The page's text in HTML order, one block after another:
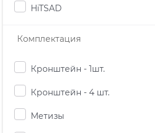
HiTSAD
Комплектация
Кронштейн - 1шт.
Кронштейн - 4 шт.
Метизы